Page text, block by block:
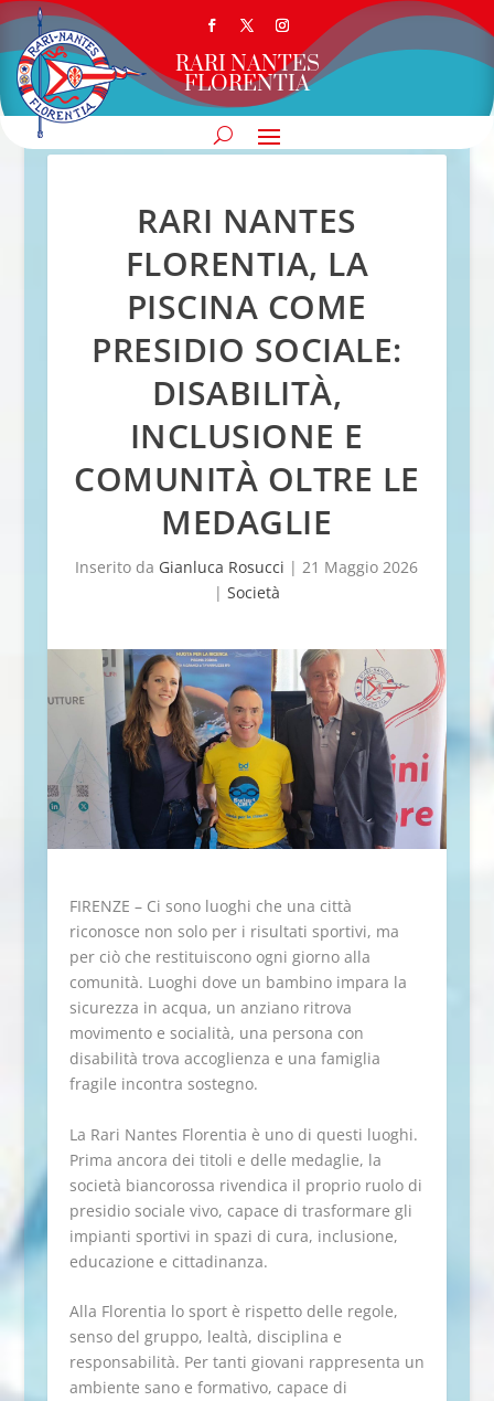
RARI NANTES
FLORENTIA
RARI NANTES
FLORENTIA, LA
PISCINA COME
PRESIDIO SOCIALE:
DISABILITÀ,
INCLUSIONE E
COMUNITÀ OLTRE LE
MEDAGLIE
Inserito da Gianluca Rosucci |21 Maggio 2026
| Società
FIRENZE – Ci sono luoghi che una città
riconosce non solo per i risultati sportivi, ma
per ciò che restituiscono ogni giorno alla
comunità. Luoghi dove un bambino impara la
sicurezza in acqua, un anziano ritrova
movimento e socialità, una persona con
disabilità trova accoglienza e una famiglia
fragile incontra sostegno.
La Rari Nantes Florentia è uno di questi luoghi.
Prima ancora dei titoli e delle medaglie, la
società biancorossa rivendica il proprio ruolo di
presidio sociale vivo, capace di trasformare gli
impianti sportivi in spazi di cura, inclusione,
educazione e cittadinanza.
Alla Florentia lo sport è rispetto delle regole,
senso del gruppo, lealtà, disciplina e
responsabilità. Per tanti giovani rappresenta un
ambiente sano e formativo, capace di